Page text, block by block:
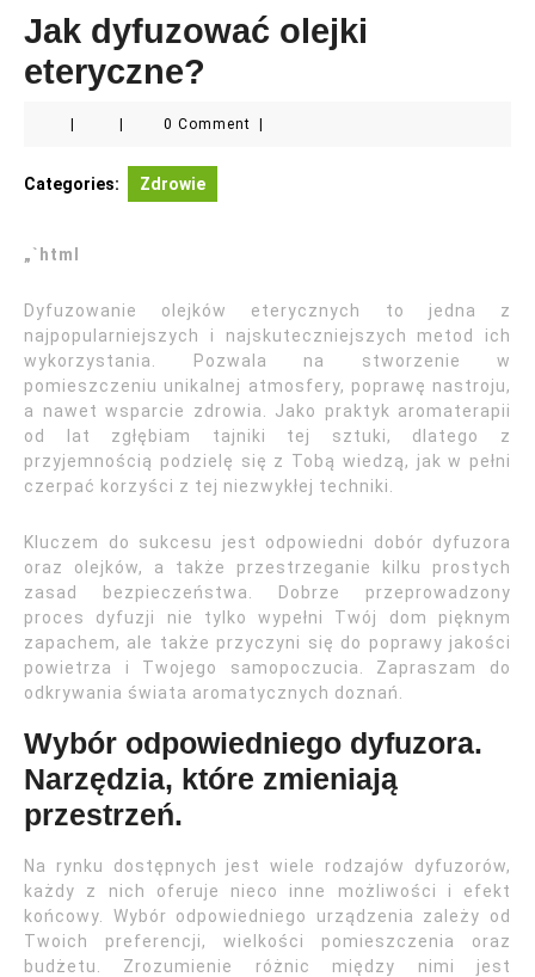
Jak dyfuzować olejki
eteryczne?
0 Comment
Categories: Zdrowie
„`html
Dyfuzowanie olejków eterycznych to jedna z
najpopularniejszych i najskuteczniejszych metod ich
wykorzystania. Pozwala na stworzenie w
pomieszczeniu unikalnej atmosfery, poprawę nastroju,
a nawet wsparcie zdrowia. Jako praktyk aromaterapii
od lat zgłębiam tajniki tej sztuki, dlatego z
przyjemnością podzielę się z Tobą wiedzą, jak w pełni
czerpać korzyści z tej niezwykłej techniki.
Kluczem do sukcesu jest odpowiedni dobór dyfuzora
oraz olejków, a także przestrzeganie kilku prostych
zasad bezpieczeństwa. Dobrze przeprowadzony
proces dyfuzji nie tylko wypełni Twój dom pięknym
zapachem, ale także przyczyni się do poprawy jakości
powietrza i Twojego samopoczucia. Zapraszam do
odkrywania świata aromatycznych doznań.
Wybór odpowiedniego dyfuzora.
Narzędzia, które zmieniają
przestrzeń.
Na rynku dostępnych jest wiele rodzajów dyfuzorów,
każdy z nich oferuje nieco inne możliwości i efekt
końcowy. Wybór odpowiedniego urządzenia zależy od
Twoich preferencji, wielkości pomieszczenia oraz
budżetu. Zrozumienie różnic między nimi jest